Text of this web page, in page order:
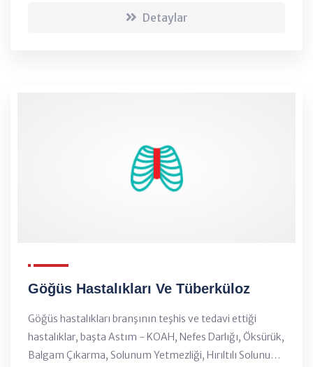
Detaylar
Göğüs Hastalıkları Ve Tüberküloz
Göğüs hastalıkları branşının teşhis ve tedavi ettiği
hastalıklar, başta Astım - KOAH, Nefes Darlığı, Öksürük,
Balgam Çıkarma, Solunum Yetmezliği, Hırıltılı Solunum ,